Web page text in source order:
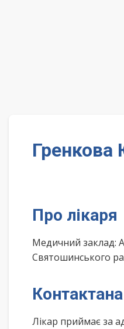
Гренкова
Про лікаря
Медичний заклад:
Святошинського
Лікар приймає за